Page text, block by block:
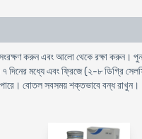
করুন এবং আলো থেকে রক্ষা করুন।
৭ দিনের মধ্যে এবং ফ্রিজে (২-৮ ডিগ্রি
পারে। বোতল সবসময় শক্তভাবে বন্ধ রাখুন।